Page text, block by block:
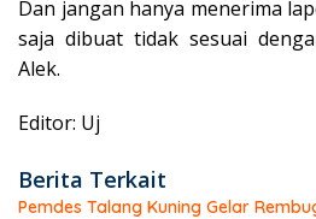
Dan jangan hanya menerima
saja dibuat tidak sesuai
Alek.
Editor: Uj
Berita Terkait
Pemdes Talang Kuning Gelar